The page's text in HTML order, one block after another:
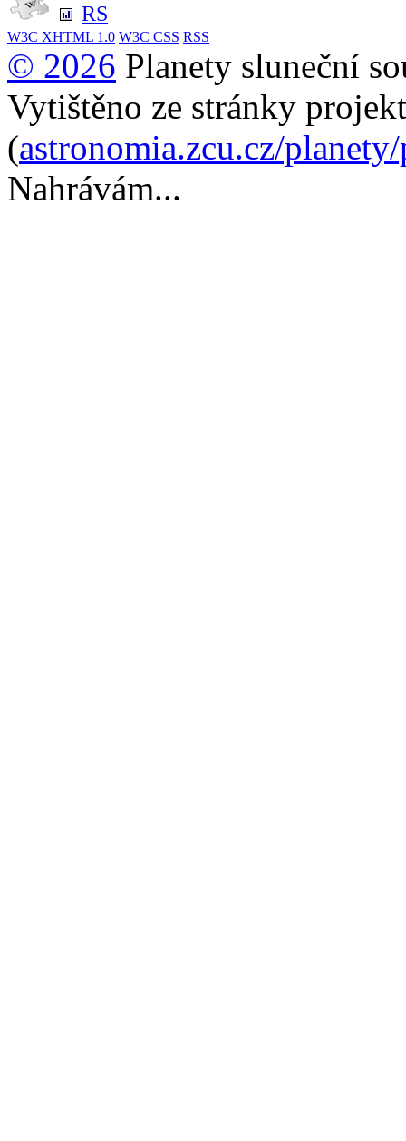
RS
W3C XHTML 1.0 W3C CSS RSS
© 2026 Planety sluneční
Vytištěno ze stránky
(astronomia.zcu.cz/
Nahrávám...